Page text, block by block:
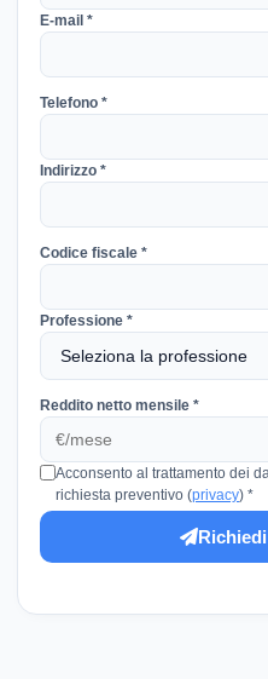
E-mail *
Telefono *
Indirizzo *
Codice fiscale *
Professione *
Reddito netto mensile *
Acconsento al trattamento dei
richiesta preventivo (privacy) *